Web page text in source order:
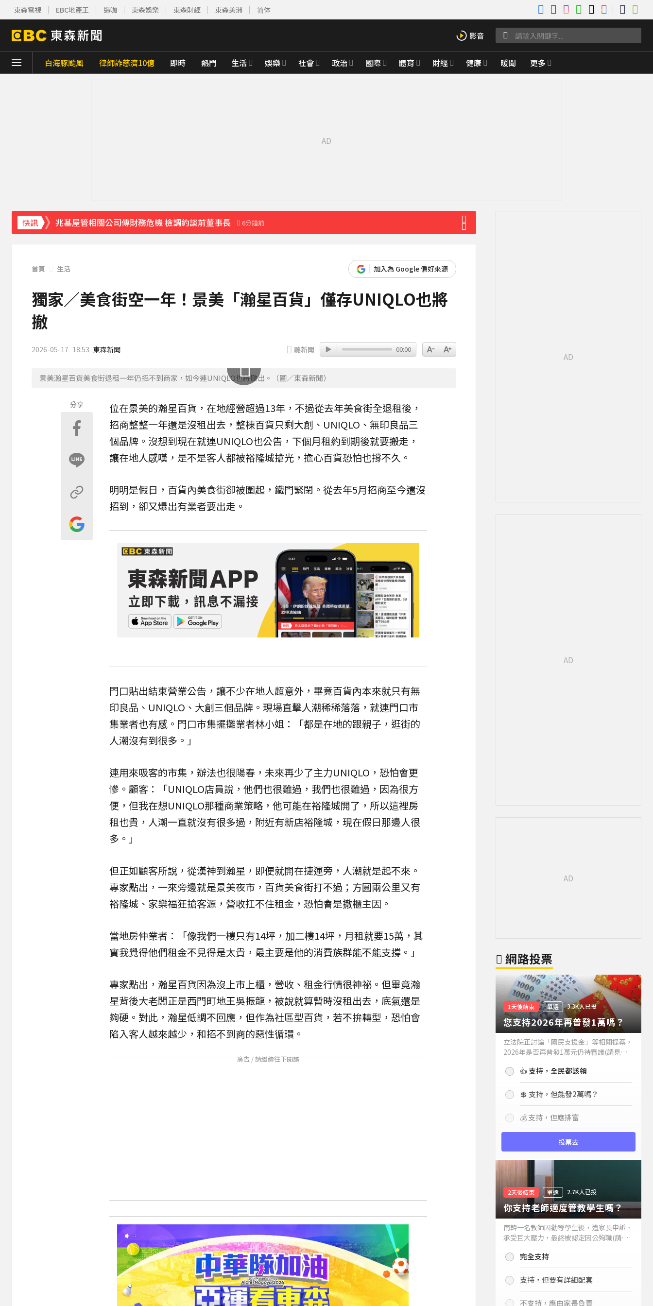
東森電視 EBC地產王 造咖 東森娛樂 東森財經 東森美洲 简体
白海豚颱風 律師詐慈濟10億 即時 熱門 生活 娛樂 社會 政治 國際 體育 財經 健康 暖聞 更多
快訊
兆基屋管相關公司傳財務危機 檢調約談前董事長
6分鐘前
首頁 生活 加入為 Google 偏好來源
獨家／美食街空一年！景美「瀚星百貨」僅存UNIQLO也將
撤
2026-05-17 18:53 東森新聞 聽新聞 00:00
景美瀚星百貨美食街退租一年仍招不到商家，如今連UNIQLO也將撤出。（圖／東森新聞）
分享 位在景美的瀚星百貨 ，在地經營超過13年，不過從去年美食街全退租後，
招商整整一年還是沒租出去，整棟百貨只剩大創、 UNIQLO 、無印良品三
個品牌。沒想到現在就連UNIQLO也公告，下個月租約到期後就要搬走，
讓在地人感嘆，是不是客人都被裕隆城搶光，擔心百貨恐怕也撐不久。
明明是假日，百貨內美食街卻被圍起，鐵門緊閉。從去年5月招商至今還沒
招到，卻又爆出有業者要出走。
門口貼出結束營業公告，讓不少在地人超意外，畢竟百貨內本來就只有無
印良品、UNIQLO、大創三個品牌。現場直擊人潮稀稀落落，就連門口市
集業者也有感。門口市集擺攤業者林小姐：「都是在地的跟親子，逛街的
人潮沒有到很多。」
連用來吸客的市集，辦法也很陽春，未來再少了主力UNIQLO，恐怕會更
慘。顧客：「UNIQLO店員說，他們也很難過，我們也很難過，因為很方
便，但我在想UNIQLO那種商業策略，他可能在裕隆城開了，所以這裡房
租也貴，人潮一直就沒有很多過，附近有新店裕隆城，現在假日那邊人很
多。」
但正如顧客所說，從漢神到瀚星，即便就開在捷運旁，人潮就是起不來。
專家點出，一來旁邊就是景美夜市，百貨美食街打不過；方圓兩公里又有
裕隆城、家樂福狂搶客源，營收扛不住租金，恐怕會是撤櫃主因。
當地房仲業者：「像我們一樓只有14坪，加二樓14坪，月租就要15萬，其
實我覺得他們租金不見得是太貴，最主要是他的消費族群能不能支撐。」
專家點出，瀚星百貨因為沒上市上櫃，營收、租金行情很神祕。但畢竟瀚
星背後大老闆正是西門町地王吳振龍，被說就算暫時沒租出去，底氣還是
夠硬。對此，瀚星低調不回應，但作為社區型百貨，若不拚轉型，恐怕會
陷入客人越來越少，和招不到商的惡性循環。
廣告 / 請繼續往下閱讀
網路投票
1天後結束 單選 3.3K人已投
您支持2026年再普發1萬嗎？
立法院正討論「國民支援金」等相關提案，
2026年是否再普發1萬元仍待審議(請見下
持嗎？👍 支持，全民都該領
💲 支持，但能發2萬嗎？
💰 支持，但應排富
投票去
2天後結束 單選 2.7K人已投
你支持老師適度管教學生嗎？
南韓一名教師因勸導學生後，遭家長申訴、
承受巨大壓力，最終被認定因公殉職(請見
你支持老師適度管教學生嗎？
完全支持
支持，但要有詳細配套
不支持，應由家長負責